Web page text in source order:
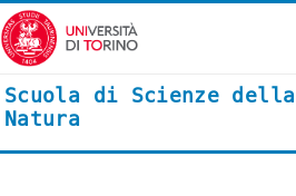
Vai al contenuto
Scuola di Scienze della
Natura